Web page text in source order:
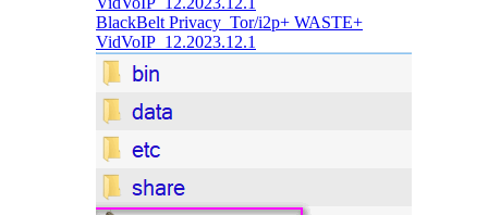
BlackBelt Privacy_Tor/i2p+ WASTE+
VidVoIP_12.2023.12.1